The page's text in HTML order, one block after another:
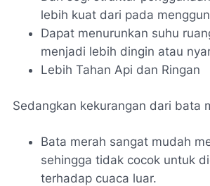
lebih kuat dari pada
Dapat menurunkan suhu
menjadi lebih dingin atau
Lebih Tahan Api dan Ringan
Sedangkan kekurangan dari bata
Bata merah sangat mudah
sehingga tidak cocok untuk
terhadap cuaca luar.